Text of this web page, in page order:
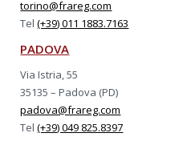
torino@frareg.com
Tel(+39) 011 1883.7163
PADOVA
Via Istria, 55
35135 – Padova (PD)
padova@frareg.com
Tel(+39) 049 825.8397